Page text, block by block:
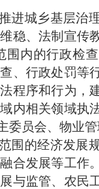
进城乡基层治
稳、法制宣传
内的行政检
、行政处罚等
程序和行为，
内相关领域执
委员会、物业
围的经济发展
合发展等工作
与监管、农民